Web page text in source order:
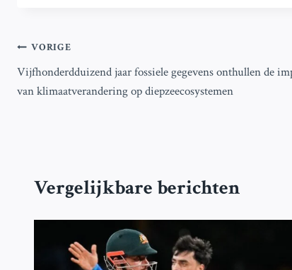
Bericht
navigatie
VORIGE
Vijfhonderdduizend jaar fossiele gegevens onthullen de
van klimaatverandering op diepzeecosystemen
Vergelijkbare berichten